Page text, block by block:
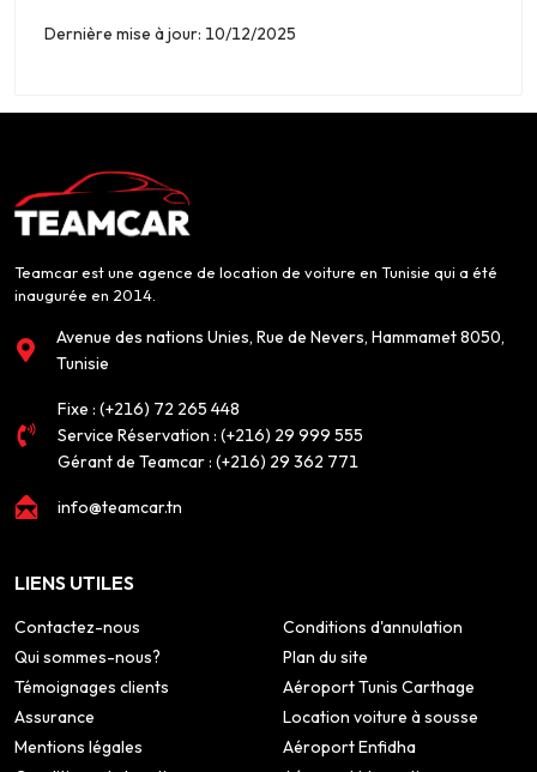
Dernière mise à jour: 10/12/2025
Teamcar est une agence de location de voiture en Tunisie qui a été
inaugurée en 2014.
Avenue des nations Unies, Rue de Nevers, Hammamet 8050,
Tunisie
Fixe : (+216) 72 265 448
Service Réservation : (+216) 29 999 555
Gérant de Teamcar : (+216) 29 362 771
info@teamcar.tn
LIENS UTILES
Contactez-nous
Qui sommes-nous?
Témoignages clients
Assurance
Mentions légales
Conditions d'annulation
Plan du site
Aéroport Tunis Carthage
Location voiture à sousse
Aéroport Enfidha